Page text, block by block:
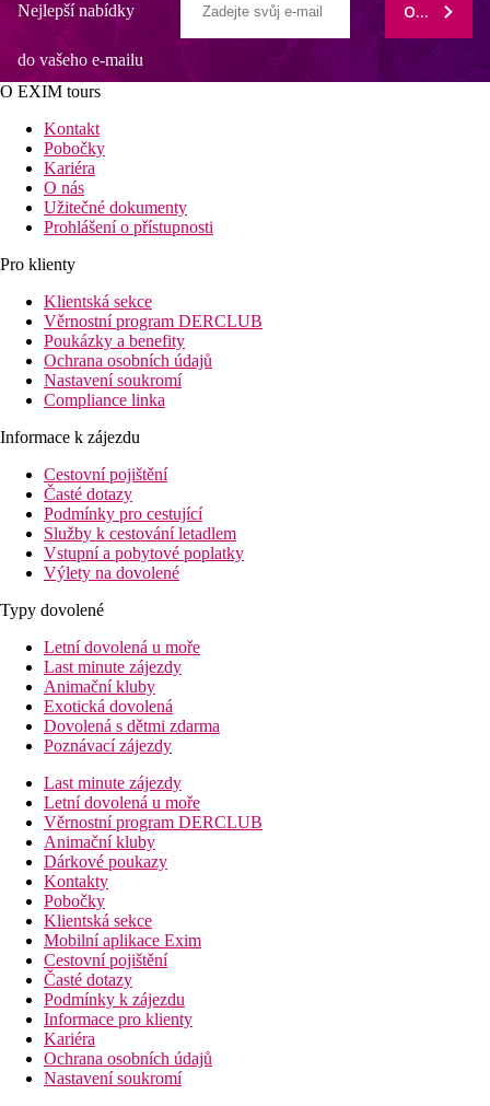
Nejlepší nabídky
do vašeho e-mailu
ODEBÍRAT
O EXIM tours
Kontakt
Pobočky
Kariéra
O nás
Užitečné dokumenty
Prohlášení o přístupnosti
Pro klienty
Klientská sekce
Věrnostní program DERCLUB
Poukázky a benefity
Ochrana osobních údajů
Nastavení soukromí
Compliance linka
Informace k zájezdu
Cestovní pojištění
Časté dotazy
Podmínky pro cestující
Služby k cestování letadlem
Vstupní a pobytové poplatky
Výlety na dovolené
Typy dovolené
Letní dovolená u moře
Last minute zájezdy
Animační kluby
Exotická dovolená
Dovolená s dětmi zdarma
Poznávací zájezdy
Last minute zájezdy
Letní dovolená u moře
Věrnostní program DERCLUB
Animační kluby
Dárkové poukazy
Kontakty
Pobočky
Klientská sekce
Mobilní aplikace Exim
Cestovní pojištění
Časté dotazy
Podmínky k zájezdu
Informace pro klienty
Kariéra
Ochrana osobních údajů
Nastavení soukromí